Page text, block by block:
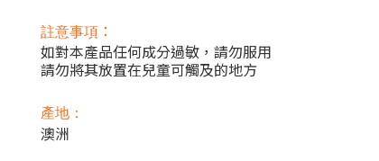
註意事項 ：
如對本產品任何成分過敏，請勿服用
請勿將其放置在兒童可觸及的地方
產地：
澳洲